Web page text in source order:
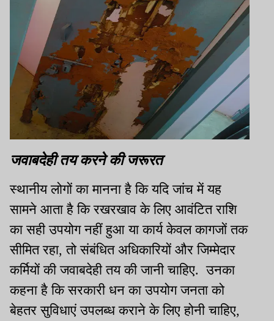
जवाबदेही तय करने की जरूरत
स्थानीय लोगों का मानना है कि यदि जांच में यह
सामने आता है कि रखरखाव के लिए आवंटित राशि
का सही उपयोग नहीं हुआ या कार्य केवल कागजों तक
सीमित रहा, तो संबंधित अधिकारियों और जिम्मेदार
कर्मियों की जवाबदेही तय की जानी चाहिए. उनका
कहना है कि सरकारी धन का उपयोग जनता को
बेहतर सुविधाएं उपलब्ध कराने के लिए होनी चाहिए,